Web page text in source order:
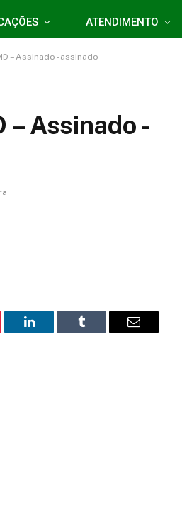
ATENDIMENTO
– Assinado -assinado
– Assinado -
LinkedIn Tumblr
E-